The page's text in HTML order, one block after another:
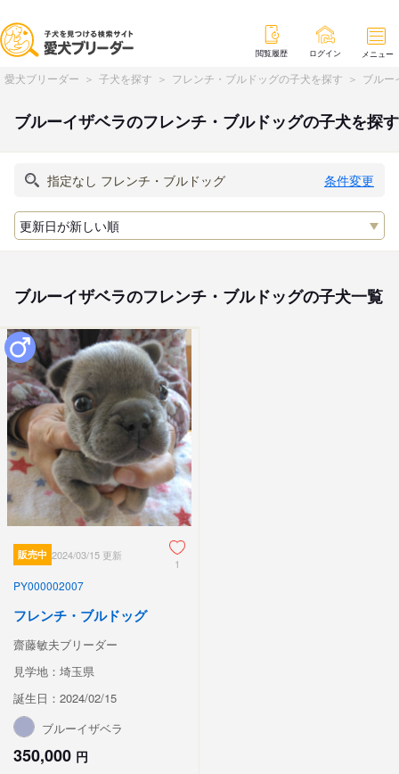
閲覧履歴 ログイン メニュー
愛犬ブリーダー 子犬を探す フレンチ・ブルドッグの子犬を探す ブルー
ブルーイザベラのフレンチ・ブルドッグの子犬を探す
条件変更
ブルーイザベラのフレンチ・ブルドッグの子犬一覧
販売中 2024/03/15 更新
1
PY000002007
フレンチ・ブルドッグ
齋藤敏夫ブリーダー
見学地：埼玉県
誕生日：2024/02/15
ブルーイザベラ
350,000 円